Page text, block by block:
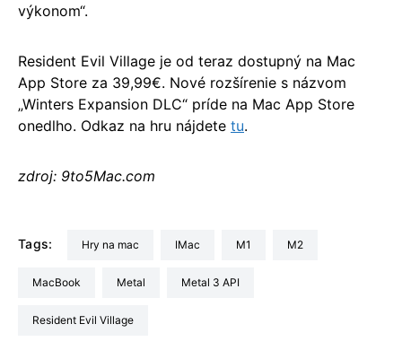
výkonom“.
Resident Evil Village je od teraz dostupný na Mac
App Store za 39,99€. Nové rozšírenie s názvom
„Winters Expansion DLC“ príde na Mac App Store
onedlho. Odkaz na hru nájdete tu.
zdroj: 9to5Mac.com
Tags: hry na mac iMac M1 M2
MacBook Metal Metal 3 API
Resident Evil Village